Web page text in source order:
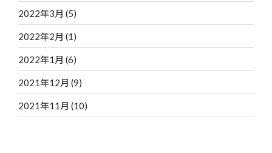
2022年3月 (5)
2022年2月 (1)
2022年1月 (6)
2021年12月 (9)
2021年11月 (10)